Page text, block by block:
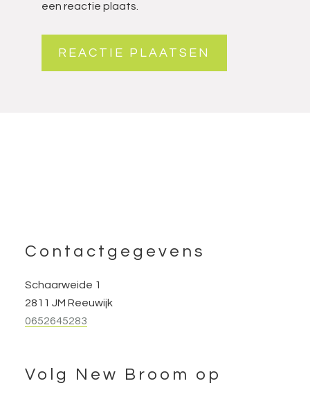
een reactie plaats.
Footer
Contactgegevens
Schaarweide 1
2811 JM Reeuwijk
0652645283
Volg New Broom op